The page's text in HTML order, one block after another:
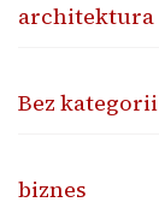
architektura
Bez kategorii
biznes